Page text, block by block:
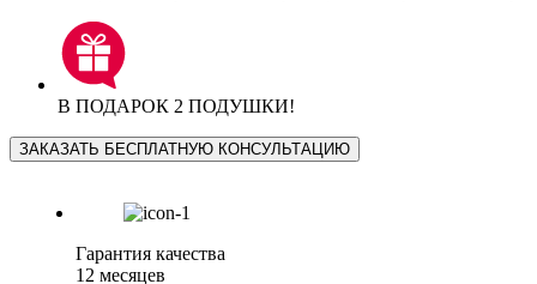
В ПОДАРОК 2 ПОДУШКИ!
ЗАКАЗАТЬ БЕСПЛАТНУЮ КОНСУЛЬТАЦИЮ
Гарантия качества
12 месяцев